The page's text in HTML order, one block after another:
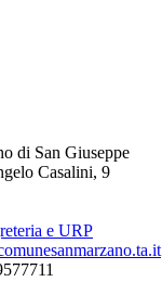
di San Giuseppe
Casalini, 9
e URP